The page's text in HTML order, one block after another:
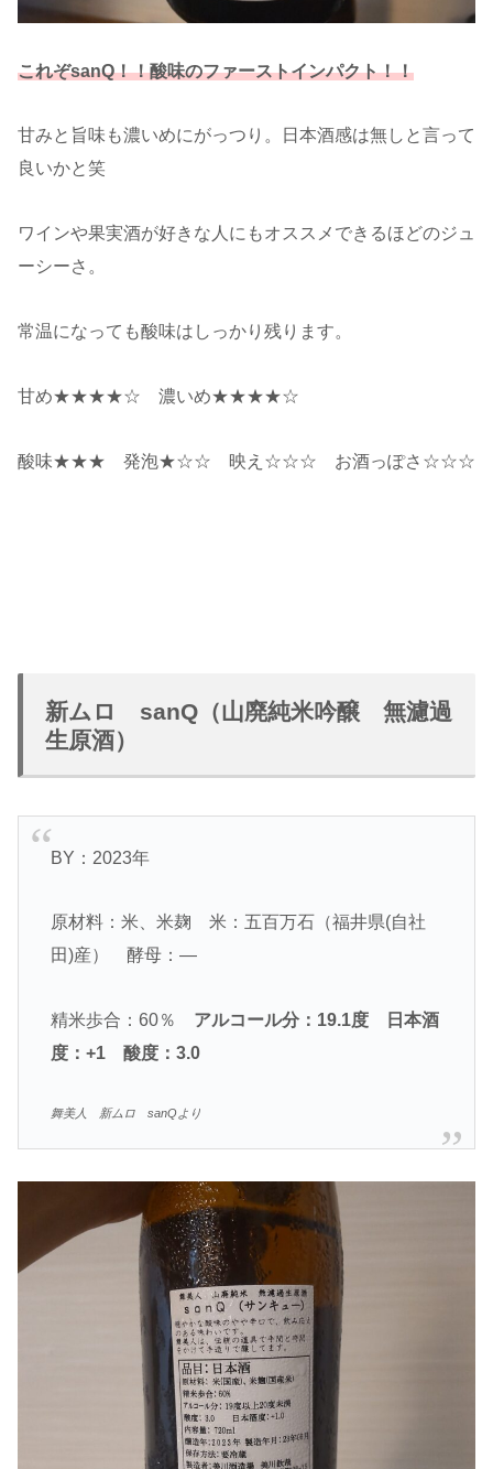
これぞsanQ！！酸味のファーストインパクト！！
甘みと旨味も濃いめにがっつり。日本酒感は無しと言って
良いかと笑
ワインや果実酒が好きな人にもオススメできるほどのジュ
ーシーさ。
常温になっても酸味はしっかり残ります。
甘め★★★★☆ 濃いめ★★★★☆
酸味★★★ 発泡★☆☆ 映え☆☆☆ お酒っぽさ☆☆☆
新ムロ sanQ（山廃純米吟醸 無濾過
生原酒）
BY：2023年
原材料：米、米麹 米：五百万石（福井県(自社
田)産） 酵母：―
精米歩合：60％ アルコール分：19.1度
日本酒
度：+1 酸度：3.0
舞美人 新ムロ sanQより